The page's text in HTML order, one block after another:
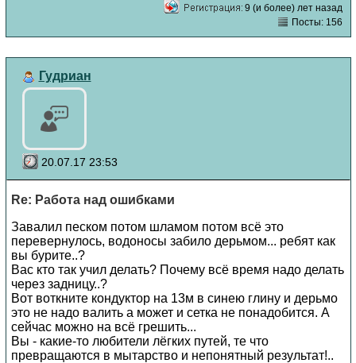
9 (и более) лет назад
Посты: 156
Гудриан
20.07.17 23:53
Re: Работа над ошибками
Завалил песком потом шламом потом всё это
перевернулось, водоносы забило дерьмом... ребят как
вы бурите..?
Вас кто так учил делать? Почему всё время надо делать
через задницу..?
Вот воткните кондуктор на 13м в синею глину и дерьмо
это не надо валить а может и сетка не понадобится. А
сейчас можно на всё грешить...
Вы - какие-то любители лёгких путей, те что
превращаются в мытарство и непонятный результат!..